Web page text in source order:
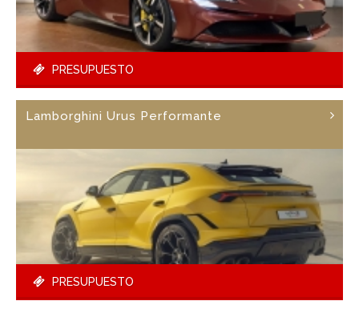
PRESUPUESTO
Lamborghini Urus Performante
PRESUPUESTO